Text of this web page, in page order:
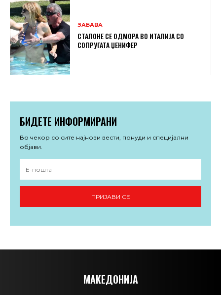
ЗАБАВА
СТАЛОНЕ СЕ ОДМОРА ВО ИТАЛИЈА СО
СОПРУГАТА ЏЕНИФЕР
БИДЕТЕ ИНФОРМИРАНИ
Во чекор со сите најнови вести, понуди и специјални
објави.
ПРИЈАВИ СЕ
МАКЕДОНИЈА